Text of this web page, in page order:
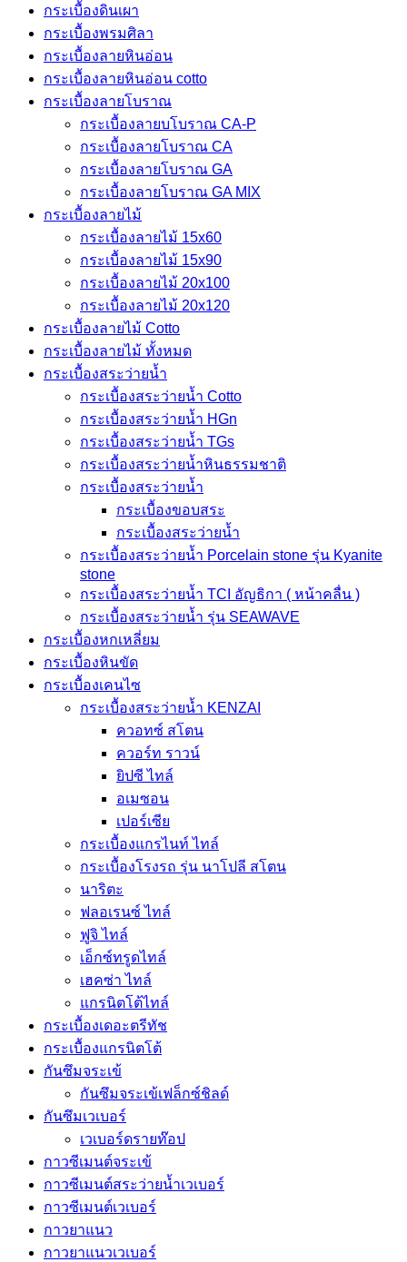
กระเบื้องดินเผา
กระเบื้องพรมศิลา
กระเบื้องลายหินอ่อน
กระเบื้องลายหินอ่อน cotto
กระเบื้องลายโบราณ
กระเบื้องลายบโบราณ CA-P
กระเบื้องลายโบราณ CA
กระเบื้องลายโบราณ GA
กระเบื้องลายโบราณ GA MIX
กระเบื้องลายไม้
กระเบื้องลายไม้ 15x60
กระเบื้องลายไม้ 15x90
กระเบื้องลายไม้ 20x100
กระเบื้องลายไม้ 20x120
กระเบื้องลายไม้ Cotto
กระเบื้องลายไม้ ทั้งหมด
กระเบื้องสระว่ายน้ำ
กระเบื้องสระว่ายน้ำ Cotto
กระเบื้องสระว่ายน้ำ HGn
กระเบื้องสระว่ายน้ำ TGs
กระเบื้องสระว่ายน้ำหินธรรมชาติ
กระเบื้องสระว่ายนํ้า
กระเบื้องขอบสระ
กระเบื้องสระว่ายนํ้า
กระเบื้องสระว่ายนํ้า Porcelain stone รุ่น Kyanite
stone
กระเบื้องสระว่ายนํ้า TCI อัญธิกา ( หน้าคลื่น )
กระเบื้องสระว่ายนํ้า รุ่น SEAWAVE
กระเบื้องหกเหลี่ยม
กระเบื้องหินขัด
กระเบื้องเคนไซ
กระเบื้องสระว่ายน้ำ KENZAI
ควอทซ์ สโตน
ควอร์ท ราวน์
ยิปซี ไทล์
อเมซอน
เปอร์เซีย
กระเบื้องแกรไนท์ ไทล์
กระเบื้องโรงรถ รุ่น นาโปลี สโตน
นาริตะ
ฟลอเรนซ์ ไทล์
ฟูจิ ไทล์
เอ็กซ์ทรูดไทล์
เฮคซ่า ไทล์
แกรนิตโต้ไทล์
กระเบื้องเดอะตรีทัช
กระเบื้องแกรนิตโต้
กันซึมจระเข้
กันซึมจระเข้เฟล็กซ์ชิลด์
กันซึมเวเบอร์
เวเบอร์ดรายท๊อป
กาวซีเมนต์จระเข้
กาวซีเมนต์สระว่ายนํ้าเวเบอร์
กาวซีเมนต์เวเบอร์
กาวยาแนว
กาวยาแนวเวเบอร์